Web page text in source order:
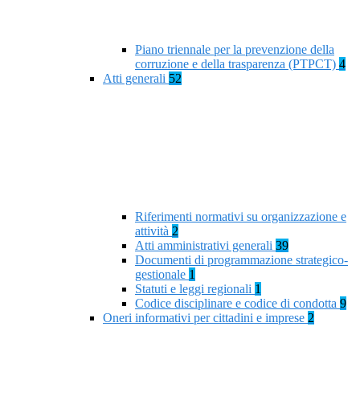
Piano triennale per la prevenzione della
corruzione e della trasparenza (PTPCT) 4
Atti generali 52
Riferimenti normativi su organizzazione e
attività 2
Atti amministrativi generali 39
Documenti di programmazione strategico-
gestionale 1
Statuti e leggi regionali 1
Codice disciplinare e codice di condotta 9
Oneri informativi per cittadini e imprese 2